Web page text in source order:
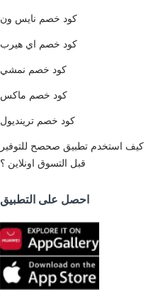
كود خصم نايس ون
كود خصم اي هيرب
كود خصم نمشي
كود خصم ماكس
كود خصم ترينديول
كيف استخدم تطبيق صحصح للتوفير
قبل التسوق اونلاين ؟
احصل على التطبيق